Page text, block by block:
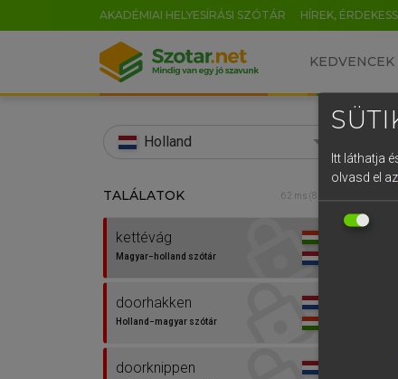
AKADÉMIAI HELYESÍRÁSI SZÓTÁR HÍREK,
KEDVENCEK
Holland
TALÁLATOK 62 ms (8 db)
kettévág
Magyar−holland szótár
doorhakken
Holland−magyar szótár
doorknippen
Itt láthatja
olvasd el az
EN
0